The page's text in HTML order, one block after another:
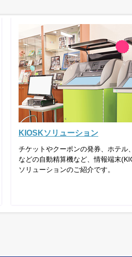
KIOSKソリューション
チケットやクーポンの発券、ホテル
などの自動精算機など、情報端末
ソリューションのご紹介です。